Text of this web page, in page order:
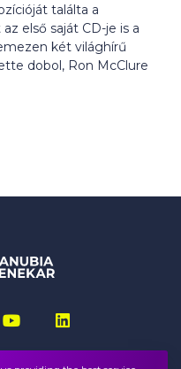
találta a
első saját CD-je is a
két világhírű
dobol, Ron McClure